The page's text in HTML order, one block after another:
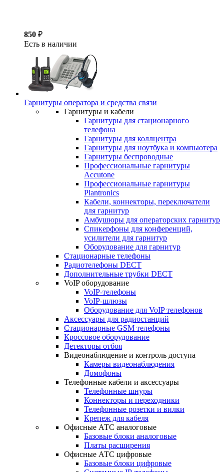
850 ₽
Есть в наличии
Гарнитуры оператора и средства связи
Гарнитуры и кабели
Гарнитуры для стационарного
телефона
Гарнитуры для коллцентра
Гарнитуры для ноутбука и компьютера
Гарнитуры беспроводные
Профессиональные гарнитуры
Accutone
Профессиональные гарнитуры
Plantronics
Кабели, коннекторы, переключатели
для гарнитур
Амбушюры для операторских гарнитур
Cпикерфоны для конференций,
усилители для гарнитур
Оборудование для гарнитур
Стационарные телефоны
Радиотелефоны DECT
Дополнительные трубки DECT
VoIP оборудование
VoIP-телефоны
VoIP-шлюзы
Оборудование для VoIP телефонов
Аксессуары для радиостанций
Стационарные GSM телефоны
Кроссовое оборудование
Детекторы отбоя
Видеонаблюдение и контроль доступа
Камеры видеонаблюдения
Домофоны
Телефонные кабели и аксессуары
Телефонные шнуры
Коннекторы и переходники
Телефонные розетки и вилки
Крепеж для кабеля
Офисные АТС аналоговые
Базовые блоки аналоговые
Платы расширения
Офисные АТС цифровые
Базовые блоки цифровые